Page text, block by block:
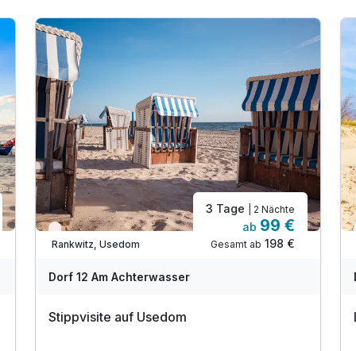
Ausstattung
Für 4 Tage p.P. ab179,00 €
2 Erwachsene
Wieder frei ab September
Rankwitz, Usedom
3 Tage | 2 Nächte
ab 99 €
Gesamt ab 198 €
Dorf 12 Am Achterwasser
Stippvisite auf Usedom